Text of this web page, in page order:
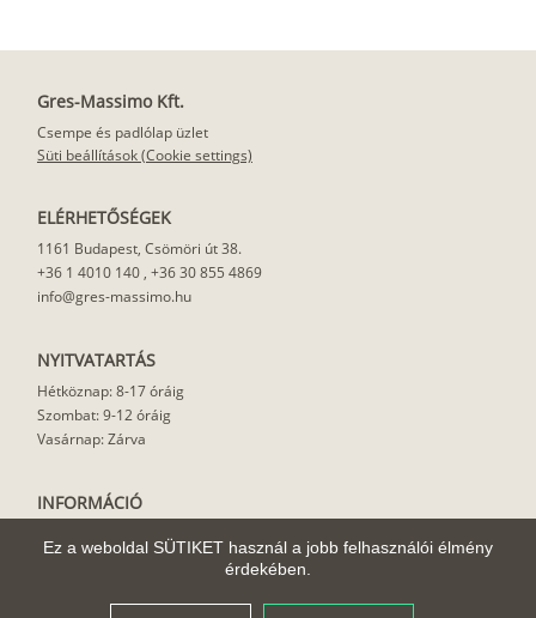
Ez a weboldal SÜTIKET használ a jobb felhasználói élmény
érdekében.
Gres-Massimo Kft.
Csempe és padlólap üzlet
Süti beállítások (Cookie settings)
ELÉRHETŐSÉGEK
1161 Budapest, Csömöri út 38.
+36 1 4010 140 , +36 30 855 4869
info@gres-massimo.hu
NYITVATARTÁS
Hétköznap: 8-17 óráig
Szombat: 9-12 óráig
Vasárnap: Zárva
INFORMÁCIÓ
Felhasználási javaslat